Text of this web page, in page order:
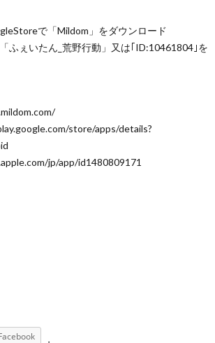
で「Mildom」をダウンロード
ふぇいたん_荒野行動」又は｢ID:10461804｣を
store/apps/details?
jp/app/id1480809171